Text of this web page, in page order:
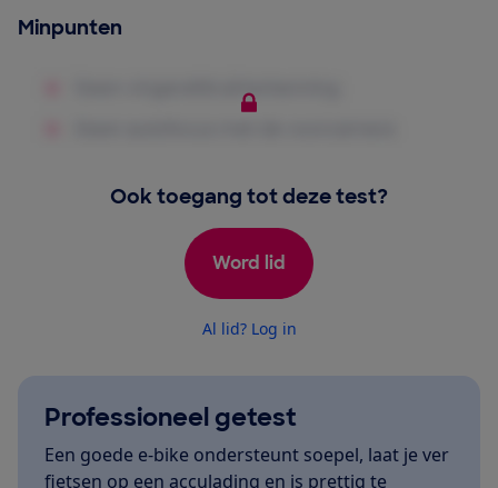
Minpunten
Ook toegang tot deze test?
Word lid
Al lid? Log in
Professioneel getest
Een goede e-bike ondersteunt soepel, laat je ver
fietsen op een acculading en is prettig te